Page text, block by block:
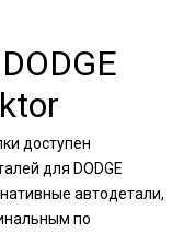
доступен
для DODGE
автодетали,
по